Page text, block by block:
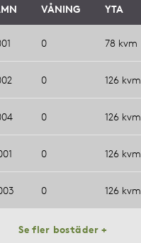
VÅNING YTA
0 78 kvm
0 126 kvm
0 126 kvm
0 126 kvm
0 126 kvm
Se fler bostäder +